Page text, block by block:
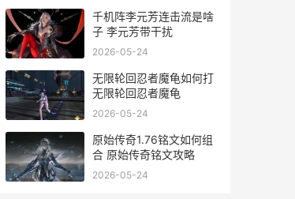
千机阵李元芳连击流是啥
子 李元芳带干扰
2026-05-24
无限轮回忍者魔龟如何打
无限轮回忍者魔龟
2026-05-24
原始传奇1.76铭文如何组
合 原始传奇铭文攻略
2026-05-24